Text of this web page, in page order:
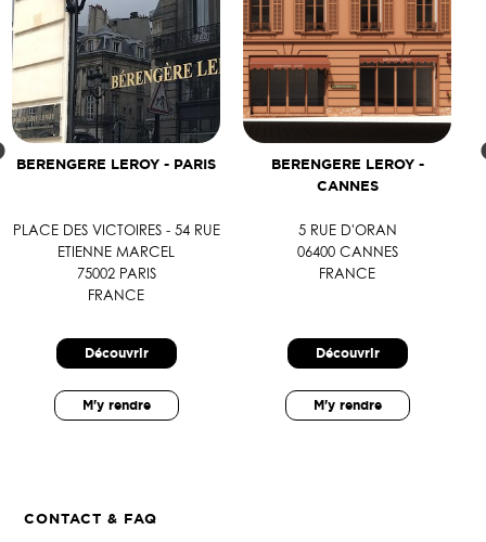
BERENGERE LEROY - PARIS
PLACE DES VICTOIRES - 54 RUE
ETIENNE MARCEL
75002 PARIS
FRANCE
Découvrir
M'y rendre
BERENGERE LEROY -
CANNES
5 RUE D'ORAN
06400 CANNES
FRANCE
Découvrir
M'y rendre
CONTACT & FAQ